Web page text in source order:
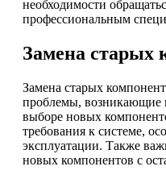
необходимости
профессиональным
Замена старых
Замена старых
проблемы, возникающие
выборе новых
требования к системе,
эксплуатации. Также
новых компонентов с